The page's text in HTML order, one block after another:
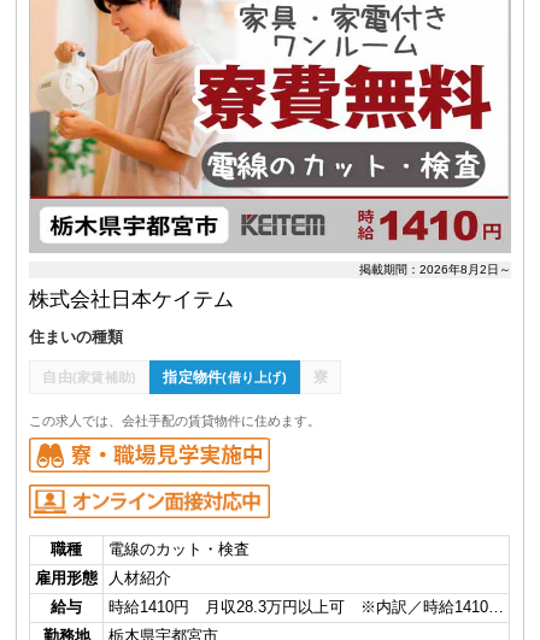
掲載期間：2026年8月2日～
株式会社日本ケイテム
住まいの種類
自由(家賃補助) 指定物件(借り上げ) 寮
この求人では、会社手配の賃貸物件に住めます。
職種
電線のカット・検査
雇用形態
人材紹介
給与
時給1410円 月収28.3万円以上可 ※内訳／時給1410…
勤務地
栃木県宇都宮市